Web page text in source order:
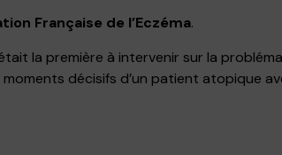
Française de l’Eczéma.
la première à intervenir sur la
décisifs d’un patient atopique